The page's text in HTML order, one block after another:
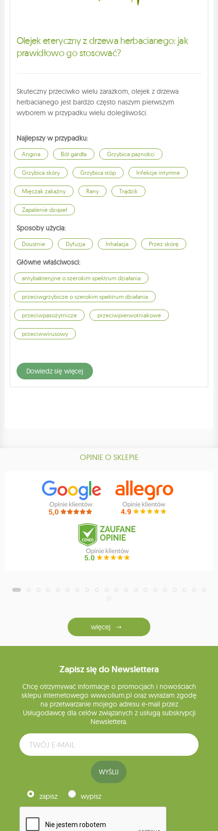
Olejek eteryczny z drzewa herbacianego: jak
prawidłowo go stosować?
Skuteczny przeciwko wielu zarazkom, olejek z drzewa
herbacianego jest bardzo często naszym pierwszym
wyborem w przypadku wielu dolegliwości.
Najlepszy w przypadku:
Angina Ból gardła Grzybica paznokci
Grzybica skóry Grzybica stóp Infekcje intymne
Mięczak zakaźny Rany Trądzik
Zapalenie dziąseł
Sposoby użycia:
Doustnie Dyfuzja Inhalacja Przez skórę
Główne właściwosci:
antybakteryjne o szerokim spektrum działania
przeciwgrzybicze o szerokim spektrum działania
przeciwpasożytnicze przeciwpierwotniakowe
przeciwwirusowy
dowiedz się więcej
OPINIE O SKLEPIE
więcej
Zapisz się do Newslettera
Chcę otrzymywać informacje o promocjach i nowościach
sklepu internetowego www.olium.pl oraz wyrażam zgodę
na przetwarzanie mojego adresu e-mail przez
Usługodawcę dla celów związanych z usługą subskrypcji
Newslettera.
WYŚLIJ
zapisz wypisz